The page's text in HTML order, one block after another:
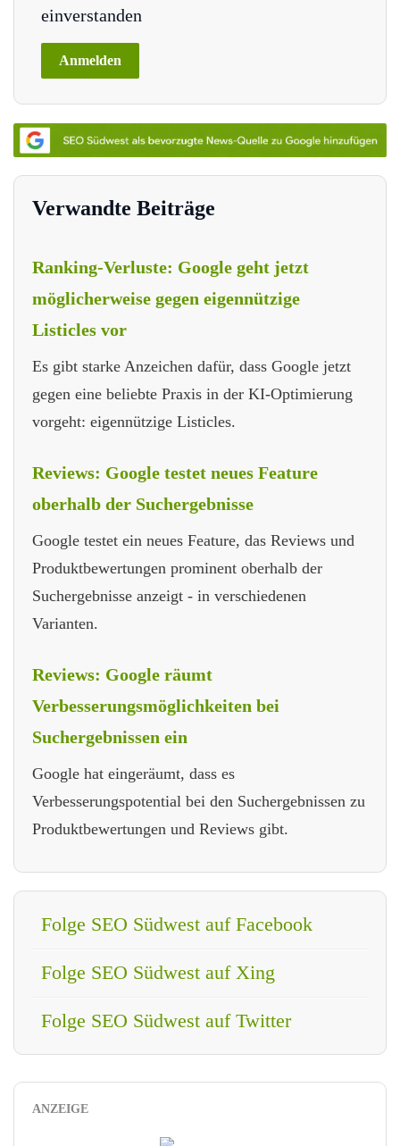
einverstanden
Verwandte Beiträge
Ranking-Verluste: Google geht jetzt
möglicherweise gegen eigennützige
Listicles vor
Es gibt starke Anzeichen dafür, dass Google jetzt
gegen eine beliebte Praxis in der KI-Optimierung
vorgeht: eigennützige Listicles.
Reviews: Google testet neues Feature
oberhalb der Suchergebnisse
Google testet ein neues Feature, das Reviews und
Produktbewertungen prominent oberhalb der
Suchergebnisse anzeigt - in verschiedenen
Varianten.
Reviews: Google räumt
Verbesserungsmöglichkeiten bei
Suchergebnissen ein
Google hat eingeräumt, dass es
Verbesserungspotential bei den Suchergebnissen zu
Produktbewertungen und Reviews gibt.
Folge SEO Südwest auf Facebook
Folge SEO Südwest auf Xing
Folge SEO Südwest auf Twitter
ANZEIGE